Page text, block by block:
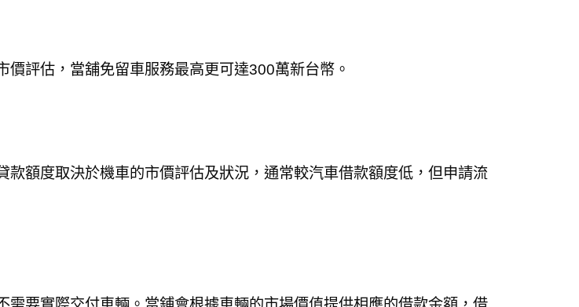
評估，當舖免留車服務最高更可達300萬新台幣。
額度取決於機車的市價評估及狀況，通常較汽車借款額度低，但申請流